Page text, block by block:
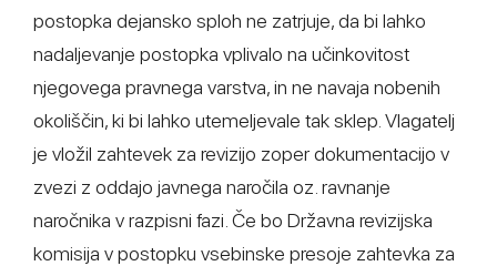
postopka dejansko sploh ne zatrjuje, da bi lahko
nadaljevanje postopka vplivalo na učinkovitost
njegovega pravnega varstva, in ne navaja nobenih
okoliščin, ki bi lahko utemeljevale tak sklep. Vlagatelj
je vložil zahtevek za revizijo zoper dokumentacijo v
zvezi z oddajo javnega naročila oz. ravnanje
naročnika v razpisni fazi. Če bo Državna revizijska
komisija v postopku vsebinske presoje zahtevka za